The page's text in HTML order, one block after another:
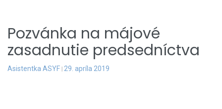
Pozvánka na májové
zasadnutie predsedníctva
Asistentka ASYF 29. apríla 2019